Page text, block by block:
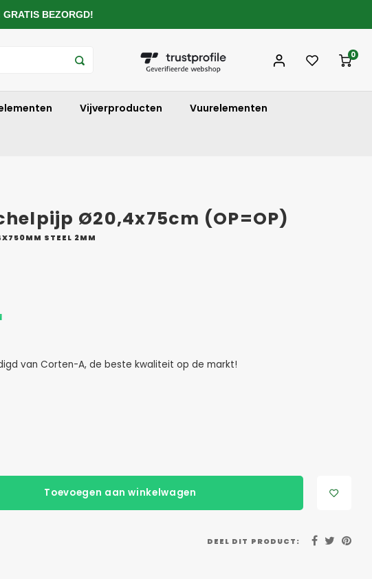
0
Vijverproducten Vuurelementen
Ø20,4x75cm (OP=OP)
STEEL 2MM
van Corten-A, de beste kwaliteit op de markt!
Toevoegen aan winkelwagen
DEEL DIT PRODUCT:
BEZORGD!